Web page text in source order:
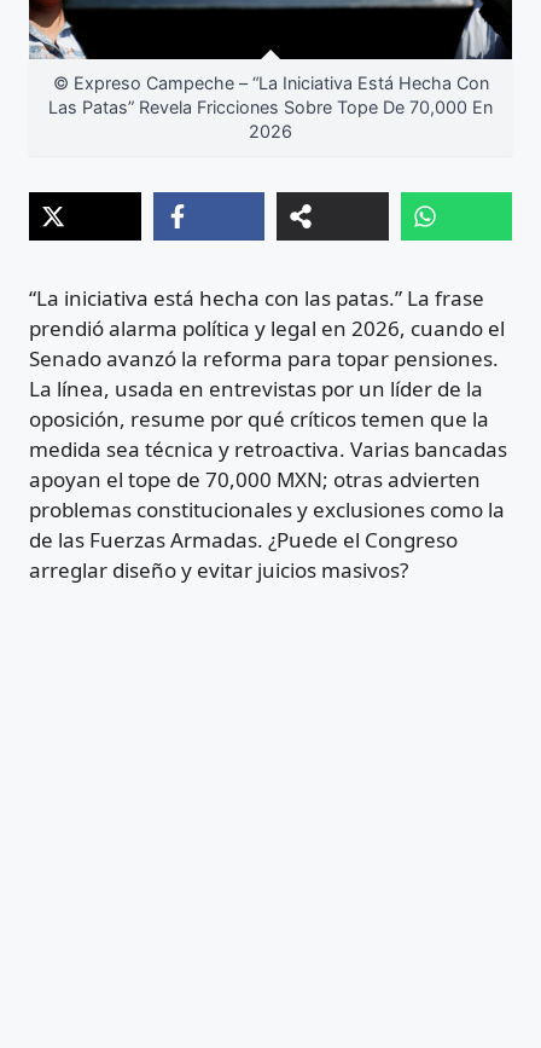
© Expreso Campeche – “La Iniciativa Está Hecha Con
Las Patas” Revela Fricciones Sobre Tope De 70,000 En
2026
“La iniciativa está hecha con las patas.” La frase
prendió alarma política y legal en 2026, cuando el
Senado avanzó la reforma para topar pensiones.
La línea, usada en entrevistas por un líder de la
oposición, resume por qué críticos temen que la
medida sea técnica y retroactiva. Varias bancadas
apoyan el tope de 70,000 MXN; otras advierten
problemas constitucionales y exclusiones como la
de las Fuerzas Armadas. ¿Puede el Congreso
arreglar diseño y evitar juicios masivos?